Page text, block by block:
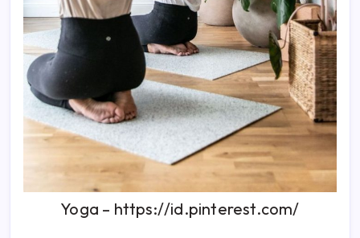
Yoga – https://id.pinterest.com/